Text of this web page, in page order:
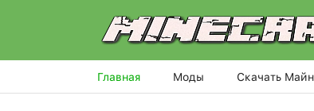
Главная Моды Скачать